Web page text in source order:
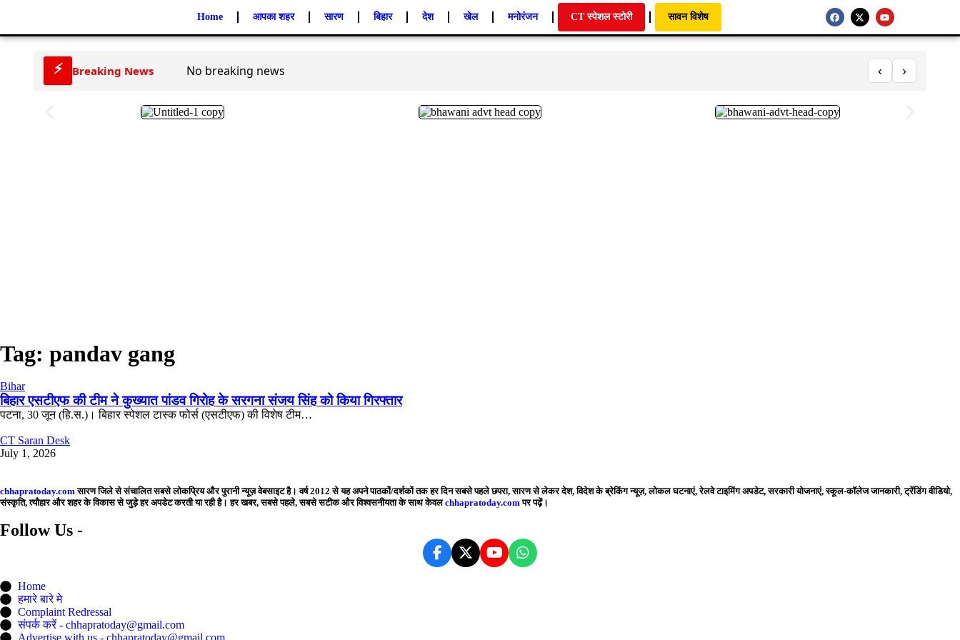
Home आपका शहर सारण बिहार देश खेल मनोरंजन CT स्पेशल स्टोरी सावन विशेष
⚡ Breaking News No breaking news ‹ ›
Tag: pandav gang
Bihar
बिहार एसटीएफ की टीम ने कुख्यात पांडव गिरोह के सरगना संजय सिंह को किया गिरफ्तार
पटना, 30 जून (हि.स.)। बिहार स्पेशल टास्क फोर्स (एसटीएफ) की विशेष टीम…
CT Saran Desk
July 1, 2026
chhapratoday.comसारण जिले से संचालित सबसे लोकप्रिय और पुरानी न्यूज़ वेबसाइट है। वर्ष 2012 से यह अपने पाठकों/दर्शकों तक हर दिन सबसे पहले छपरा, सारण से लेकर देश, विदेश के ब्रेकिंग न्यूज़, लोकल घटनाएं, रेलवे टाइमिंग अपडेट, सरकारी योजनाएं, स्कूल-कॉलेज जानकारी, ट्रेंडिंग वीडियो,
संस्कृति, त्यौहार और शहर के विकास से जुड़े हर अपडेट करती या रही है। हर खबर, सबसे पहले, सबसे सटीक और विश्वसनीयता के साथ केवलchhapratoday.comपर पढ़ें।
Follow Us -
Home
हमारे बारे मे
Complaint Redressal
संपर्क करें - chhapratoday@gmail.com
Advertise with us - chhapratoday@gmail.com